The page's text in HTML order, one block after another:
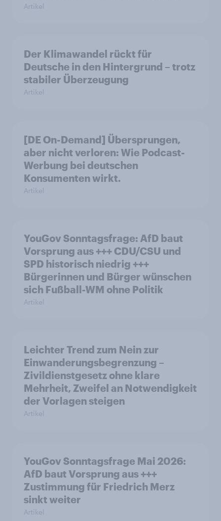
Artikel
Der Klimawandel rückt für
Deutsche in den Hintergrund – trotz
stabiler Überzeugung
Artikel
[DE On-Demand] Übersprungen,
aber nicht verloren: Wie Podcast-
Werbung bei deutschen
Konsumenten wirkt.
Artikel
YouGov Sonntagsfrage: AfD baut
Vorsprung aus +++ CDU/CSU und
SPD historisch niedrig +++
Bürgerinnen und Bürger wünschen
sich Fußball-WM ohne Politik
Artikel
Leichter Trend zum Nein zur
Einwanderungsbegrenzung –
Zivildienstgesetz ohne klare
Mehrheit, Zweifel an Notwendigkeit
der Vorlagen steigen
Artikel
YouGov Sonntagsfrage Mai 2026:
AfD baut Vorsprung aus +++
Zustimmung für Friedrich Merz
sinkt weiter
Artikel